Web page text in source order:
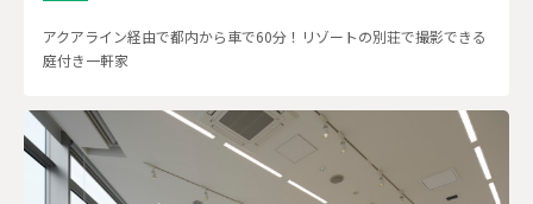
アクアライン経由で都内から車で60分！リゾートの別荘で撮影できる
庭付き一軒家